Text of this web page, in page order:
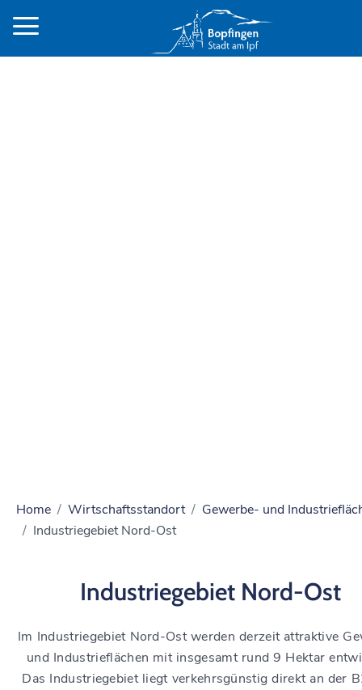
Home Wirtschaftsstandort
Gewerbe- und
Industriegebiet Nord-Ost
Industriegebiet Nord-Ost
Im Industriegebiet Nord-Ost werden derzeit attraktive
und Industrieflächen mit insgesamt rund 9 Hektar
Das Industriegebiet liegt verkehrsgünstig direkt an der